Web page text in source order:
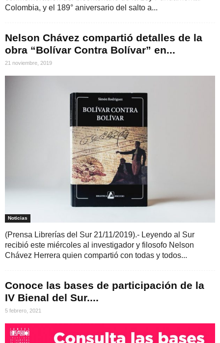
Colombia, y el 189° aniversario del salto a...
Nelson Chávez compartió detalles de la
obra “Bolívar Contra Bolívar” en...
21 noviembre, 2019
Noticias
(Prensa Librerías del Sur 21/11/2019).- Leyendo al Sur
recibió este miércoles al investigador y filosofo Nelson
Chávez Herrera quien compartió con todas y todos...
Conoce las bases de participación de la
IV Bienal del Sur....
5 febrero, 2021